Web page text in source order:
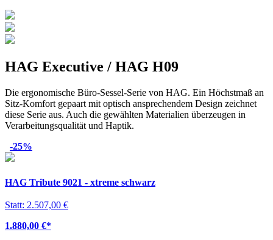
HAG Executive / HAG H09
Die ergonomische Büro-Sessel-Serie von HAG. Ein Höchstmaß an
Sitz-Komfort gepaart mit optisch ansprechendem Design zeichnet
diese Serie aus. Auch die gewählten Materialien überzeugen in
Verarbeitungsqualität und Haptik.
-25%
HAG Tribute 9021 - xtreme schwarz
Statt: 2.507,00 €
1.880,00 €*